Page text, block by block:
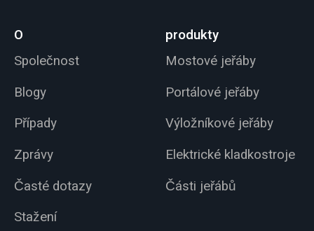
O
Společnost
Blogy
Případy
Zprávy
Časté dotazy
Stažení
produkty
Mostové jeřáby
Portálové jeřáby
Výložníkové jeřáby
Elektrické kladkostroje
Části jeřábů